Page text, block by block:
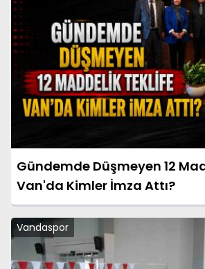
Gündemde Düşmeyen 12
Van'da Kimler İmza Attı?
Vandaspor